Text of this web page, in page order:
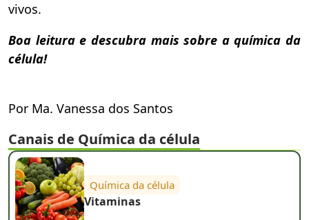
vivos.
Boa leitura e descubra mais sobre a química da
célula!
Por Ma. Vanessa dos Santos
Canais de Química da célula
Química da célula
Vitaminas